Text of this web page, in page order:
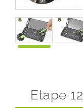
Etape 12